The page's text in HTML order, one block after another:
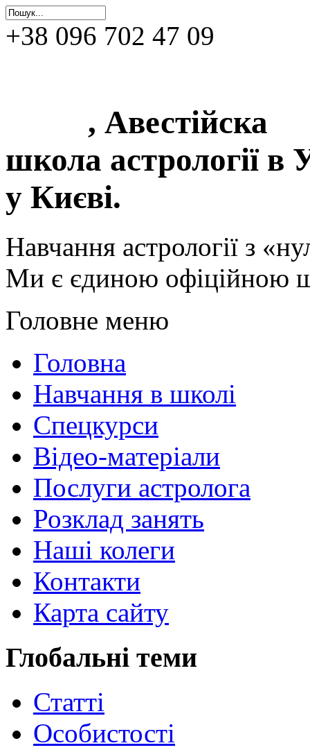
+38 096 702 47 09
, Авестійска
школа астрології в
у Києві.
Навчання астрології з
Ми є єдиною офіційною
Головне меню
Головна
Навчання в школі
Спецкурси
Відео-матеріали
Послуги астролога
Розклад занять
Наші колеги
Контакти
Карта сайту
Глобальні теми
Статті
Особистості